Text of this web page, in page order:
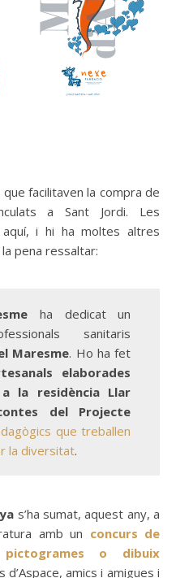
facilitaven la compra de
a Sant Jordi. Les
i hi ha moltes altres
pena ressaltar:
ha dedicat un
sanitaris
Maresme. Ho ha fet
elaborades
la residència Llar
del Projecte
que treballen
la diversitat.
s’ha sumat, aquest any, a
amb un concurs de
o dibuix
amics i amigues i